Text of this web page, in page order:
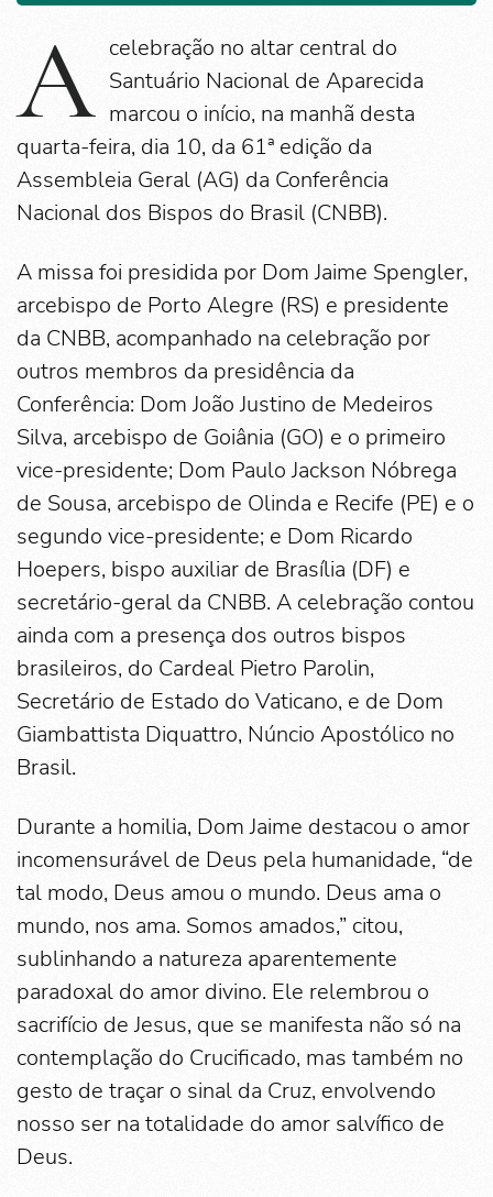
A celebração no altar central do
Santuário Nacional de Aparecida
marcou o início, na manhã desta
quarta-feira, dia 10, da 61ª edição da
Assembleia Geral (AG) da Conferência
Nacional dos Bispos do Brasil (CNBB).
A missa foi presidida por Dom Jaime Spengler,
arcebispo de Porto Alegre (RS) e presidente
da CNBB, acompanhado na celebração por
outros membros da presidência da
Conferência: Dom João Justino de Medeiros
Silva, arcebispo de Goiânia (GO) e o primeiro
vice-presidente; Dom Paulo Jackson Nóbrega
de Sousa, arcebispo de Olinda e Recife (PE) e o
segundo vice-presidente; e Dom Ricardo
Hoepers, bispo auxiliar de Brasília (DF) e
secretário-geral da CNBB. A celebração contou
ainda com a presença dos outros bispos
brasileiros, do Cardeal Pietro Parolin,
Secretário de Estado do Vaticano, e de Dom
Giambattista Diquattro, Núncio Apostólico no
Brasil.
Durante a homilia, Dom Jaime destacou o amor
incomensurável de Deus pela humanidade, “de
tal modo, Deus amou o mundo. Deus ama o
mundo, nos ama. Somos amados,” citou,
sublinhando a natureza aparentemente
paradoxal do amor divino. Ele relembrou o
sacrifício de Jesus, que se manifesta não só na
contemplação do Crucificado, mas também no
gesto de traçar o sinal da Cruz, envolvendo
nosso ser na totalidade do amor salvífico de
Deus.